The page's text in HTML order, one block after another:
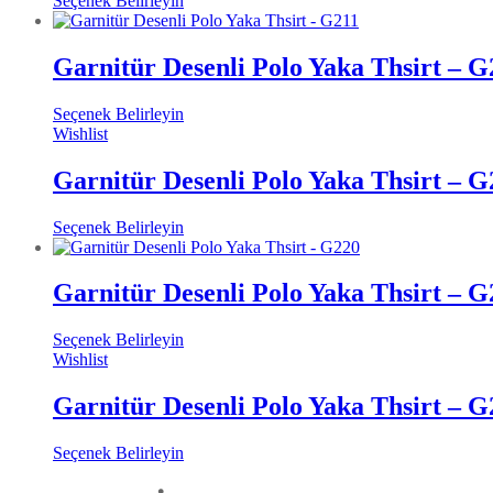
Garnitür Desenli Polo Yaka Thsirt –
Seçenek Belirleyin
Wishlist
Garnitür Desenli Polo Yaka Thsirt –
Seçenek Belirleyin
Garnitür Desenli Polo Yaka Thsirt –
Seçenek Belirleyin
Wishlist
Garnitür Desenli Polo Yaka Thsirt –
Seçenek Belirleyin